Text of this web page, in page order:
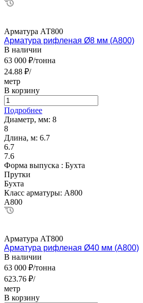
Арматура АТ800
Арматура рифленая Ø8 мм (А800)
В наличии
63 000 ₽/тонна
24.88 ₽/
метр
В корзину
Подробнее
Диаметр, мм: 8
8
Длина, м: 6.7
6.7
7.6
Форма выпуска : Бухта
Прутки
Бухта
Класс арматуры: А800
А800
Арматура АТ800
Арматура рифленая Ø40 мм (А800)
В наличии
63 000 ₽/тонна
623.76 ₽/
метр
В корзину